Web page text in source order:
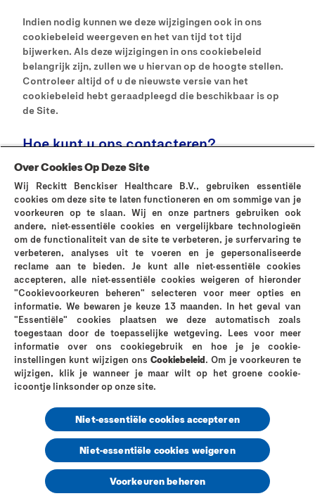
Indien nodig kunnen we deze wijzigingen ook in ons
cookiebeleid weergeven en het van tijd tot tijd
bijwerken. Als deze wijzigingen in ons cookiebeleid
belangrijk zijn, zullen we u hiervan op de hoogte stellen.
Controleer altijd of u de nieuwste versie van het
cookiebeleid hebt geraadpleegd die beschikbaar is op
de Site.
Hoe kunt u ons contacteren?
Als u vragen hebt met betrekking tot deze kennisgeving
of ons gebruik van cookies, kunt u contact met ons
opnemen via: PrivacyOffice@reckitt.com. You may also
write to us at: RB Global Privacy Office, Turner House,
103-105 Bath Road Slough, SL1 3UH.
Laatste update: 9 april 2020.
Neem contact op met ons FAQ
Waarom Durex?
De geschiedenis van DurexVerken sex nu
De Durex-kwaliteitPrivacybeleidCookies-Beleid
Legale Informatie Sitemap
© 2025 Reckitt Benckiser – Alle rechten voorbehouden
Over Cookies Op Deze Site
Wij Reckitt Benckiser Healthcare B.V., gebruiken essentiële
cookies om deze site te laten functioneren en om sommige van je
voorkeuren op te slaan. Wij en onze partners gebruiken ook
andere, niet-essentiële cookies en vergelijkbare technologieën
om de functionaliteit van de site te verbeteren, je surfervaring te
verbeteren, analyses uit te voeren en je gepersonaliseerde
reclame aan te bieden. Je kunt alle niet-essentiële cookies
accepteren, alle niet-essentiële cookies weigeren of hieronder
"Cookievoorkeuren beheren" selecteren voor meer opties en
informatie. We bewaren je keuze 13 maanden. In het geval van
"Essentiële" cookies plaatsen we deze automatisch zoals
toegestaan door de toepasselijke wetgeving. Lees voor meer
informatie over ons cookiegebruik en hoe je je cookie-
instellingen kunt wijzigen ons Cookiebeleid. Om je voorkeuren te
wijzigen, klik je wanneer je maar wilt op het groene cookie-
icoontje linksonder op onze site.
Niet-essentiële cookies accepteren
Niet-essentiële cookies weigeren
Voorkeuren beheren